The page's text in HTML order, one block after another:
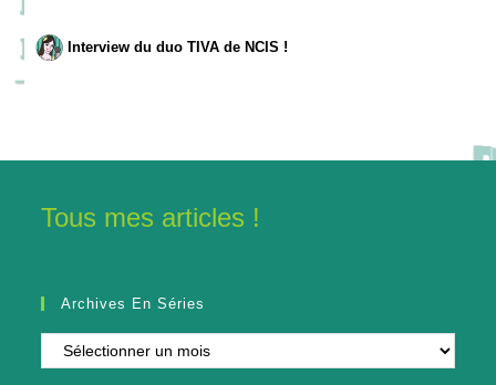
Interview du duo TIVA de NCIS !
Tous mes articles !
Archives En Séries
Archives
en